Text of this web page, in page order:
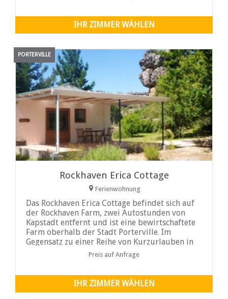
IHR ZIMMER WÄHLEN
PORTERVILLE
Rockhaven Erica Cottage
Ferienwohnung
Das Rockhaven Erica Cottage befindet sich auf
der Rockhaven Farm, zwei Autostunden von
Kapstadt entfernt und ist eine bewirtschaftete
Farm oberhalb der Stadt Porterville. Im
Gegensatz zu einer Reihe von Kurzurlauben in
der Umgebung hat Rockhaven den unfairen
Vorteil, inmitten der spektakulären Groot
Preis auf Anfrage
IHR ZIMMER WÄHLEN